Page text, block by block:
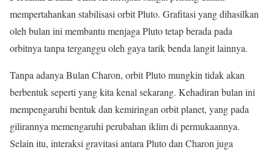
mempertahankan stabilisasi orbit Pluto. Grafitasi yang dihasilkan
oleh bulan ini membantu menjaga Pluto tetap berada pada
orbitnya tanpa terganggu oleh gaya tarik benda langit lainnya.
Tanpa adanya Bulan Charon, orbit Pluto mungkin tidak akan
berbentuk seperti yang kita kenal sekarang. Kehadiran bulan ini
mempengaruhi bentuk dan kemiringan orbit planet, yang pada
gilirannya memengaruhi perubahan iklim di permukaannya.
Selain itu, interaksi gravitasi antara Pluto dan Charon juga